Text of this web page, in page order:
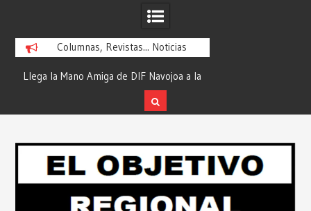
Columnas, Revistas... Noticias
Llega la Mano Amiga de DIF Navojoa a la
Ampliación Beltrones con la Feria de
Servicios… Desde: Redacción “El
Redacción “El